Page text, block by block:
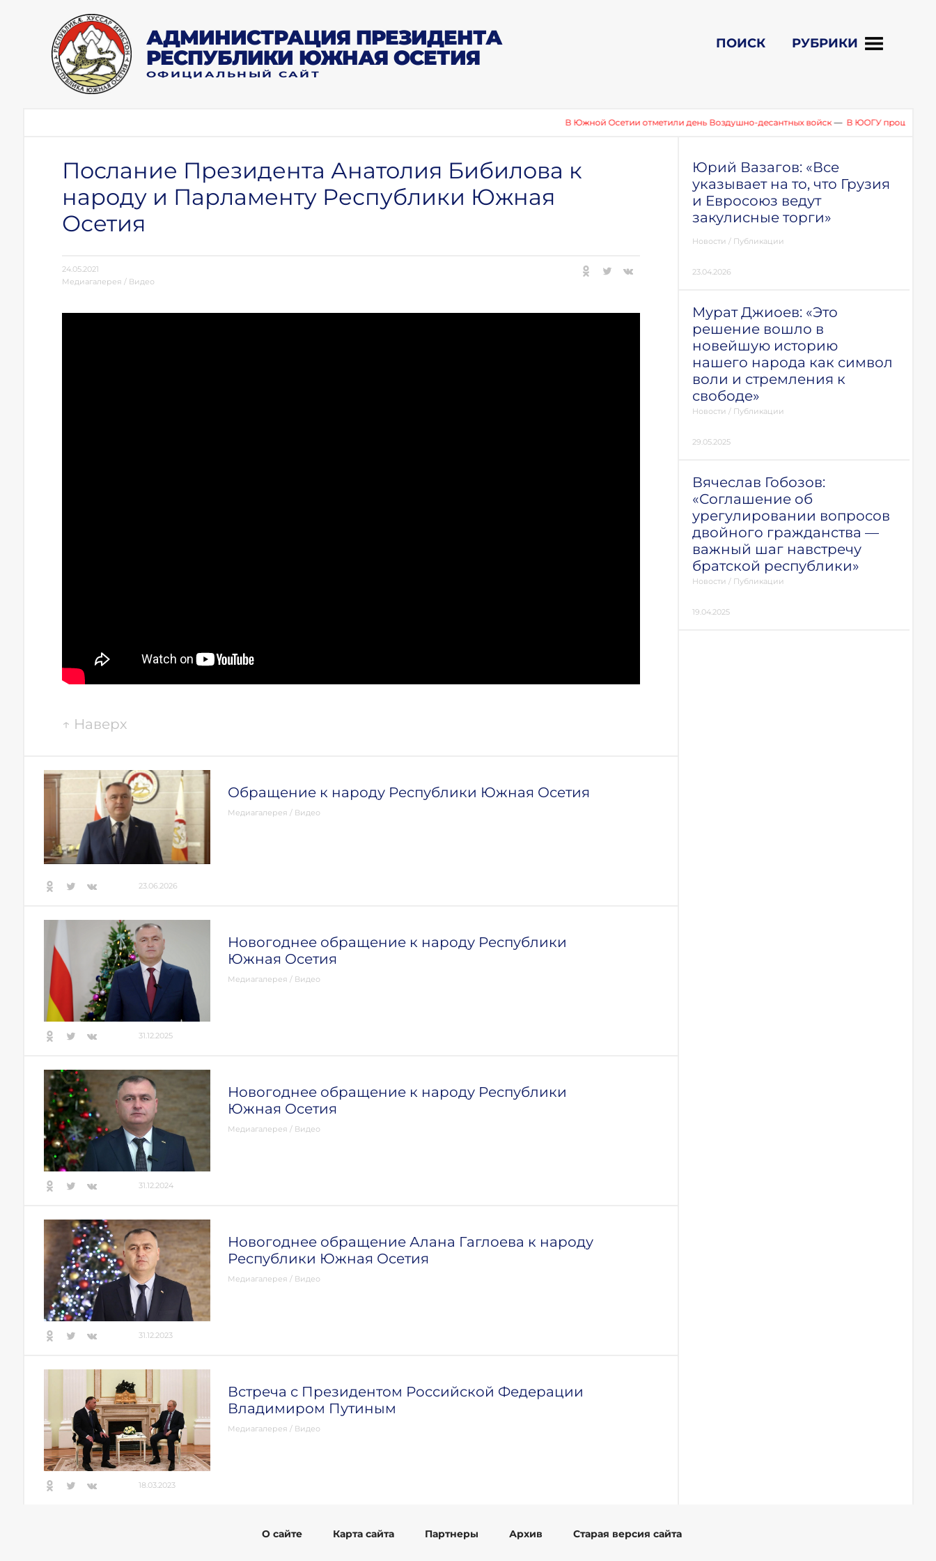
АДМИНИСТРАЦИЯ ПРЕЗИДЕНТА
РЕСПУБЛИКИ ЮЖНАЯ ОСЕТИЯ
ОФИЦИАЛЬНЫЙ САЙТ
ПОИСК РУБРИКИ
В Южной Осетии отметили день Воздушно-десантных войск —В ЮОГУ прошел круглый
Послание Президента Анатолия Бибилова к
народу и Парламенту Республики Южная
Осетия
24.05.2021
Медиагалерея / Видео
↑ Наверх
Обращение к народу Республики Южная Осетия
Медиагалерея / Видео
23.06.2026
Новогоднее обращение к народу Республики
Южная Осетия
Медиагалерея / Видео
31.12.2025
Новогоднее обращение к народу Республики
Южная Осетия
Медиагалерея / Видео
31.12.2024
Новогоднее обращение Алана Гаглоева к народу
Республики Южная Осетия
Медиагалерея / Видео
31.12.2023
Встреча с Президентом Российской Федерации
Владимиром Путиным
Медиагалерея / Видео
18.03.2023
Юрий Вазагов: «Все
указывает на то, что Грузия
и Евросоюз ведут
закулисные торги»
Новости / Публикации
23.04.2026
Мурат Джиоев: «Это
решение вошло в
новейшую историю
нашего народа как символ
воли и стремления к
свободе»
Новости / Публикации
29.05.2025
Вячеслав Гобозов:
«Соглашение об
урегулировании вопросов
двойного гражданства —
важный шаг навстречу
братской республики»
Новости / Публикации
19.04.2025
О сайте Карта сайта Партнеры Архив Старая версия сайта